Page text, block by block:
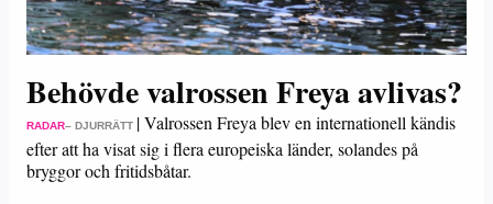
Behövde valrossen Freya avlivas?
RADAR– DJURRÄTT |Valrossen Freya blev en internationell kändis
efter att ha visat sig i flera europeiska länder, solandes på
bryggor och fritidsbåtar.